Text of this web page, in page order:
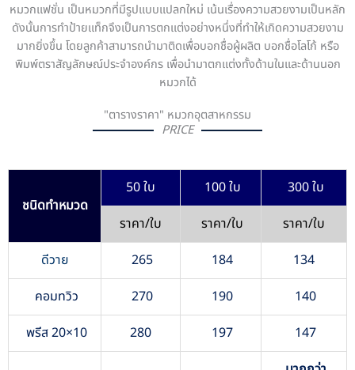
หมวกแฟชั่น เป็นหมวกที่มีรูปแบบแปลกใหม่ เน้นเรื่องความสวยงามเป็นหลัก
ดังนั้นการทำป้ายแท็กจึงเป็นการตกแต่งอย่างหนึ่งที่ทำให้เกิดความสวยงาม
มากยิ่งขึ้น โดยลูกค้าสามารถนำมาติดเพื่อบอกชื่อผู้ผลิต บอกชื่อโลโก้ หรือ
พิมพ์ตราสัญลักษณ์ประจำองค์กร เพื่อนำมาตกแต่งทั้งด้านในและด้านนอก
หมวกได้
"ตารางราคา" หมวกอุตสาหกรรม
PRICE
ชนิดทำหมวด
50 ใบ 100 ใบ
300 ใบ
ราคา/ใบ
ราคา/ใบ
ราคา/ใบ
ดีวาย
265 184
134
คอมทวิว
270 190
140
พรีส 20×10
280 197 147